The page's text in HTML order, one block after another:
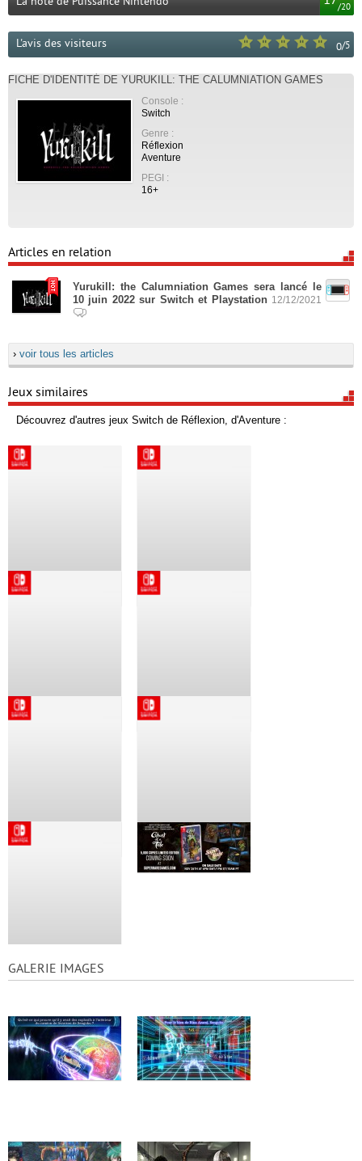
/20
0/5
L'avis des visiteurs
FICHE D'IDENTITÉ DE YURUKILL: THE CALUMNIATION GAMES
Console :
Switch
Genre :
Réflexion
Aventure
PEGI :
16+
Articles en relation
Yurukill: the Calumniation Games sera lancé le
10 juin 2022 sur Switch et Playstation 12/12/2021
› voir tous les articles
Jeux similaires
Découvrez d'autres jeux Switch de Réflexion, d'Aventure :
GALERIE IMAGES